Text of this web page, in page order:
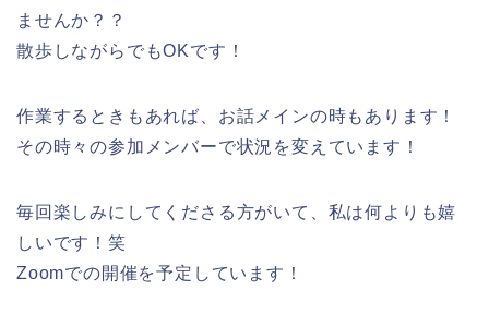
ませんか？？
散歩しながらでもOKです！
作業するときもあれば、お話メインの時もあります！
その時々の参加メンバーで状況を変えています！
毎回楽しみにしてくださる方がいて、私は何よりも嬉
しいです！笑
Zoomでの開催を予定しています！